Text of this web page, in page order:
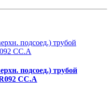
подсоед.) трубой
CC.A